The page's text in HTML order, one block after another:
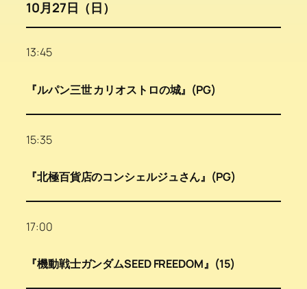
10月27日（日）
13:45
『ルパン三世 カリオストロの城』(PG)
15:35
『北極百貨店のコンシェルジュさん』(PG)
17:00
『機動戦士ガンダムSEED FREEDOM』(15)